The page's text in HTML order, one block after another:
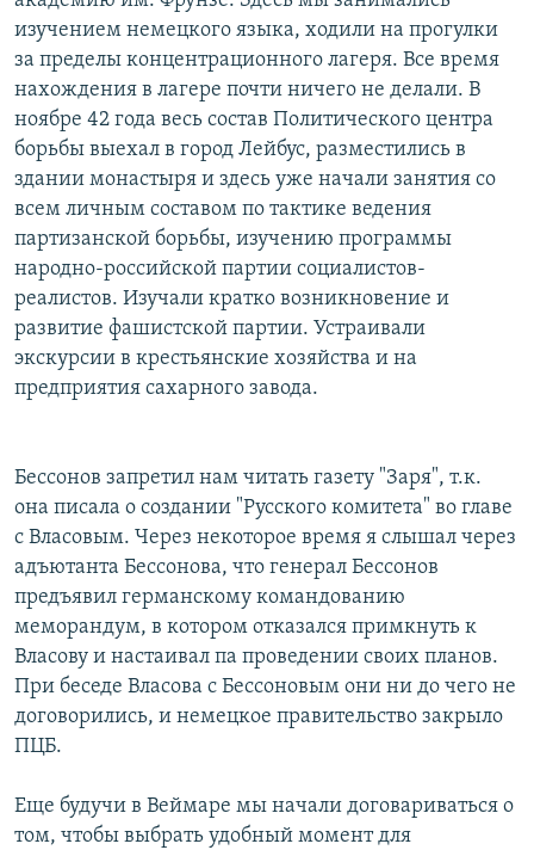
изучением немецкого языка, ходили на прогулки
за пределы концентрационного лагеря. Все время
нахождения в лагере почти ничего не делали. В
ноябре 42 года весь состав Политического центра
борьбы выехал в город Лейбус, разместились в
здании монастыря и здесь уже начали занятия со
всем личным составом по тактике ведения
партизанской борьбы, изучению программы
народно-российской партии социалистов-
реалистов. Изучали кратко возникновение и
развитие фашистской партии. Устраивали
экскурсии в крестьянские хозяйства и на
предприятия сахарного завода.
Бессонов запретил нам читать газету "Заря", т.к.
она писала о создании "Русского комитета" во главе
с Власовым. Через некоторое время я слышал через
адъютанта Бессонова, что генерал Бессонов
предъявил германскому командованию
меморандум, в котором отказался примкнуть к
Власову и настаивал па проведении своих планов.
При беседе Власова с Бессоновым они ни до чего не
договорились, и немецкое правительство закрыло
ПЦБ.
Еще будучи в Веймаре мы начали договариваться о
том, чтобы выбрать удобный момент для